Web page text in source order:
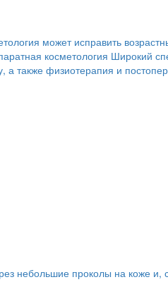
может исправить
косметология Широкий
а также физиотерапия и
небольшие проколы на коже